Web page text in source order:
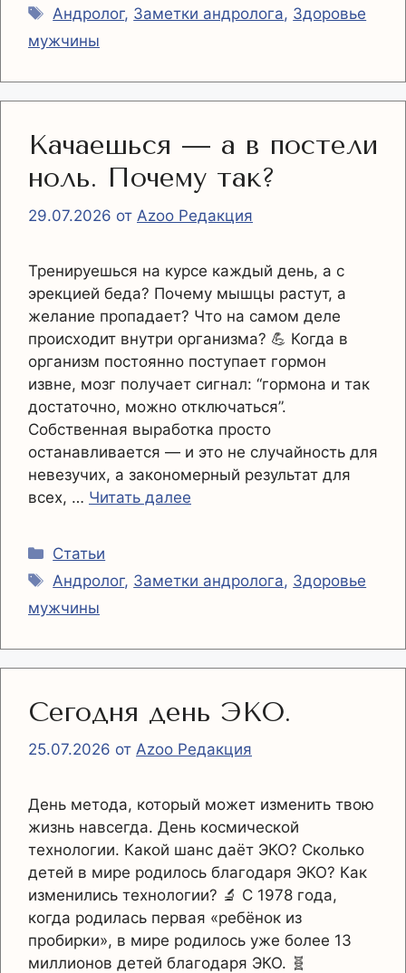
Метки
Андролог, Заметки андролога, Здоровье
мужчины
Качаешься — а в постели
ноль. Почему так?
29.07.2026 от Azoo Редакция
Тренируешься на курсе каждый день, а с
эрекцией беда? Почему мышцы растут, а
желание пропадает? Что на самом деле
происходит внутри организма? 💪 Когда в
организм постоянно поступает гормон
извне, мозг получает сигнал: “гормона и так
достаточно, можно отключаться”.
Собственная выработка просто
останавливается — и это не случайность для
невезучих, а закономерный результат для
всех, … Читать далее
Рубрики
Статьи
Метки
Андролог, Заметки андролога, Здоровье
мужчины
Сегодня день ЭКО.
25.07.2026 от Azoo Редакция
День метода, который может изменить твою
жизнь навсегда. День космической
технологии. Какой шанс даёт ЭКО? Сколько
детей в мире родилось благодаря ЭКО? Как
изменились технологии? 🔬 С 1978 года,
когда родилась первая «ребёнок из
пробирки», в мире родилось уже более 13
миллионов детей благодаря ЭКО. 🧬